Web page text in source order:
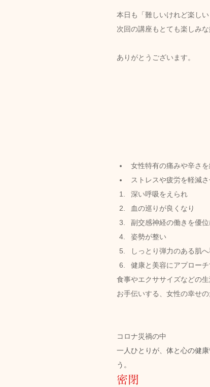
本日も「難しいけれど楽し
次回の講座もとても楽しみ
ありがとうございます。
女性特有の痛みや辛さを
ストレスや疲労を軽減
深い呼吸をえられ
血の巡りが良くなり
副交感神経の働きを優
姿勢が整い
しっとり弾力のある肌へ
健康と美容にアプロー
食事やエクササイズなどの
お手伝いする、女性の幸せ
コロナ災禍の中
一人ひとりが、体と心の健
う。
密閉